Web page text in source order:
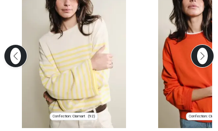
Confection: Clamart (92) Confection: